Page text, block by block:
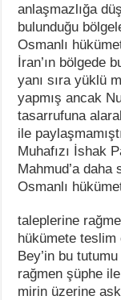
anlaşmazlığa
bulunduğu
Osmanlı
İran’ın bölgede
yanı sıra yüklü
yapmış ancak
tasarrufuna
ile
Muhafızı İshak
Mahmud’a daha
Osmanlı
taleplerine
hükümete
Bey’in bu
rağmen şüphe
mirin üzerine